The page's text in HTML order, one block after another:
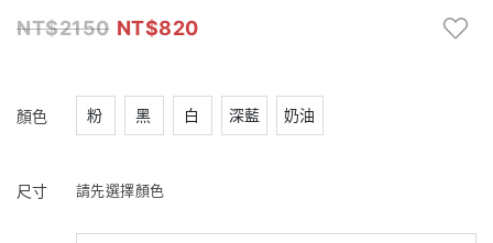
2150
820
顏色 粉 黑 白 深藍 奶油
尺寸 請先選擇顏色